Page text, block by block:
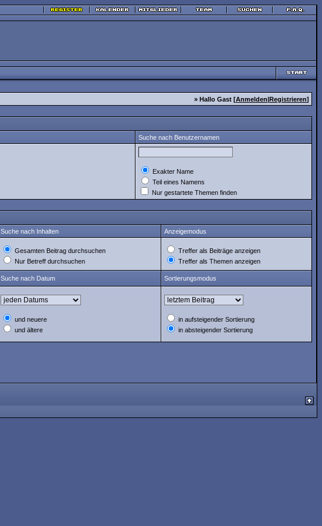
» Hallo Gast [Anmelden|Registrieren]
Suche nach Benutzernamen
Exakter Name
Teil eines Namens
Nur gestartete Themen finden
Suche nach Inhalten Anzeigemodus
Gesamten Beitrag durchsuchen
Nur Betreff durchsuchen
Treffer als Beiträge anzeigen
Treffer als Themen anzeigen
Suche nach Datum Sortierungsmodus
und neuere
und ältere
in aufsteigender Sortierung
in absteigender Sortierung